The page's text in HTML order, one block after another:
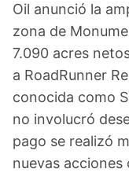
Oil anunció la
zona de
7.090 acres
a RoadRunner
conocida como
no involucró
pago se realizó
nuevas acciones